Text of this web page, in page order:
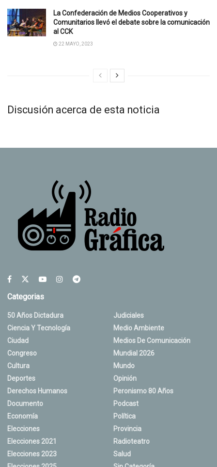
La Confederación de Medios Cooperativos y
Comunitarios llevó el debate sobre la comunicación
al CCK
22 MAYO, 2023
Discusión acerca de esta noticia
Categorias
50 Años Dictadura
Ciencia Y Tecnología
Ciudad
Congreso
Cultura
Deportes
Derechos Humanos
Documento
Economía
Elecciones
Elecciones 2021
Elecciones 2023
Judiciales
Medio Ambiente
Medios De Comunicación
Mundial 2026
Mundo
Opinión
Peronismo 80 Años
Podcast
Política
Provincia
Radioteatro
Salud